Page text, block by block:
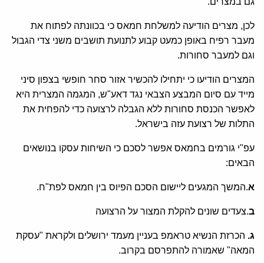
לכן, מצרים הודיעה למשלחת חמאס כי בכוונתה לפתוח את
מעבר רפיח באופן כמעט קבוע לתנועת תושבים משני צדי הגבול
וגם למעבר סחורות.
המצרים הודיעו כי יתחילו להכשיר אזור סחר חופשי בצפון סיני
מייד עם סיום המבצע הצבאי נגד דאע"ש, המגמה המצרית היא
לאפשר הכנסת סחורות ללא הגבלה לרצועה כדי להפחית את
התלות של רצועת עזה בישראל.
עפ"י גורמים בחמאס אפשר לסכם כי השיחות עסקו בנושאים
הבאים:
א.המשך המגעים ליישום הסכם הפיוס בין חמאס לפת"ח.
ב.צעדים שונים להקלת המצור על הרצועה
ג. הכרזת הנשיא טראמפ בעניין מעמד ירושלים ולקראת "עסקת
המאה" שאמורה להתפרסם בקרוב.